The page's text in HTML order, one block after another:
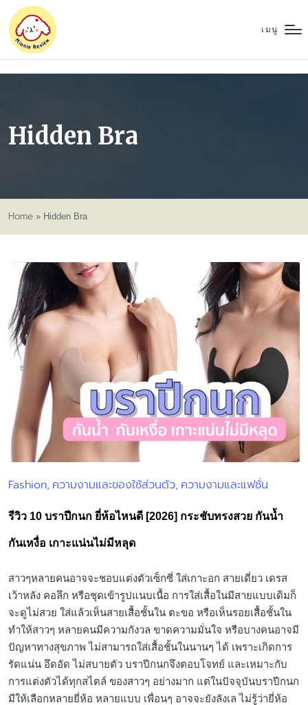
เมนู
Hidden Bra
Home » Hidden Bra
Posted
Fashion ความงามและของใช้ส่วนตัว ความงามและแฟชั่น
รีวิว 10 บราปีกนก ยี่ห้อไหนดี [2026] กระชับทรงสวย กันน้ำ
กันเหงื่อ เกาะแน่นไม่มีหลุด
สาวๆหลายคนอาจจะชอบแต่งตัวเซ็กซี่ ใส่เกาะอก สายเดี่ยว เดรส
เว้าหลัง คอลึก หรือชุดเข้ารูปแนบเนื้อ การใส่เสื้อในมีสายแบบเดิมก็
จะดูไม่สวย ใส่แล้วเห็นสายเสื้อชั้นใน ตะขอ หรือเห็นรอยเสื้อชั้นใน
ทำให้สาวๆ หลายคนมีความกังวล ขาดความมั่นใจ หรือบางคนอาจมี
ปัญหาทางสุขภาพ ไม่สามารถใส่เสื้อชั้นในนานๆ ได้ เพราะเกิดการ
รัดแน่น อึดอัด ไม่สบายตัว บราปีกนกจึงตอบโจทย์ และเหมาะกับ
การแต่งตัวได้ทุกสไตล์ ของสาวๆ อย่างมาก แต่ในปัจจุบันบราปีกนก
มีให้เลือกหลายยี่ห้อ หลายแบบ เพื่อนๆ อาจจะยังลังเล ไม่รู้ว่ายี่ห้อ